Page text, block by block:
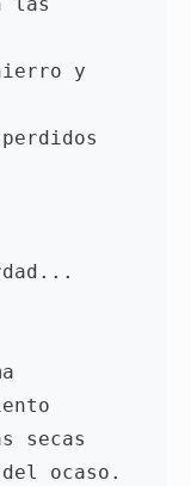
las
y
La verdad...
secas
ocaso.